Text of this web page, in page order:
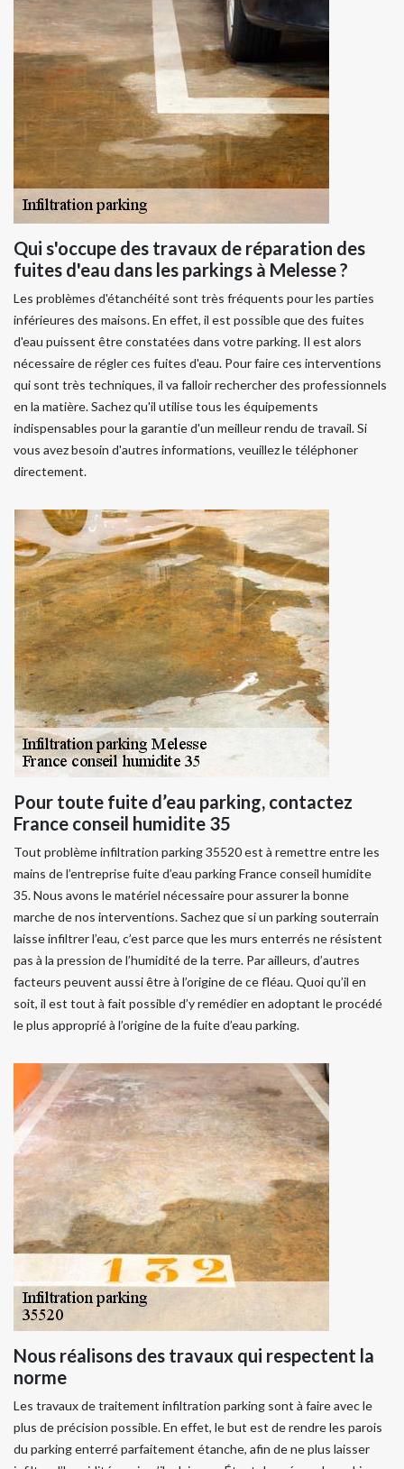
Qui s'occupe des travaux de réparation des
fuites d'eau dans les parkings à Melesse ?
Les problèmes d'étanchéité sont très fréquents pour les parties
inférieures des maisons. En effet, il est possible que des fuites
d'eau puissent être constatées dans votre parking. Il est alors
nécessaire de régler ces fuites d'eau. Pour faire ces interventions
qui sont très techniques, il va falloir rechercher des professionnels
en la matière. Sachez qu'il utilise tous les équipements
indispensables pour la garantie d'un meilleur rendu de travail. Si
vous avez besoin d'autres informations, veuillez le téléphoner
directement.
Pour toute fuite d’eau parking, contactez
France conseil humidite 35
Tout problème infiltration parking 35520 est à remettre entre les
mains de l’entreprise fuite d’eau parking France conseil humidite
35. Nous avons le matériel nécessaire pour assurer la bonne
marche de nos interventions. Sachez que si un parking souterrain
laisse infiltrer l’eau, c’est parce que les murs enterrés ne résistent
pas à la pression de l’humidité de la terre. Par ailleurs, d’autres
facteurs peuvent aussi être à l’origine de ce fléau. Quoi qu’il en
soit, il est tout à fait possible d’y remédier en adoptant le procédé
le plus approprié à l’origine de la fuite d’eau parking.
Nous réalisons des travaux qui respectent la
norme
Les travaux de traitement infiltration parking sont à faire avec le
plus de précision possible. En effet, le but est de rendre les parois
du parking enterré parfaitement étanche, afin de ne plus laisser